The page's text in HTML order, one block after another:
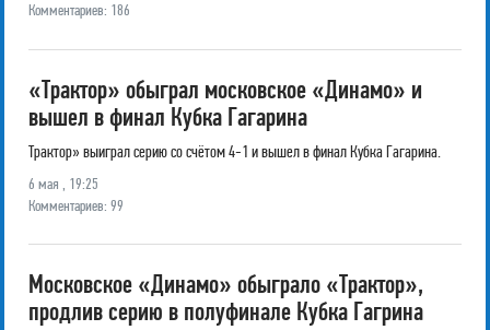
Комментариев: 186
«Трактор» обыграл московское «Динамо» и
вышел в финал Кубка Гагарина
Трактор» выиграл серию со счётом 4-1 и вышел в финал Кубка Гагарина.
6 мая , 19:25
Комментариев: 99
Московское «Динамо» обыграло «Трактор»,
продлив серию в полуфинале Кубка Гагрина